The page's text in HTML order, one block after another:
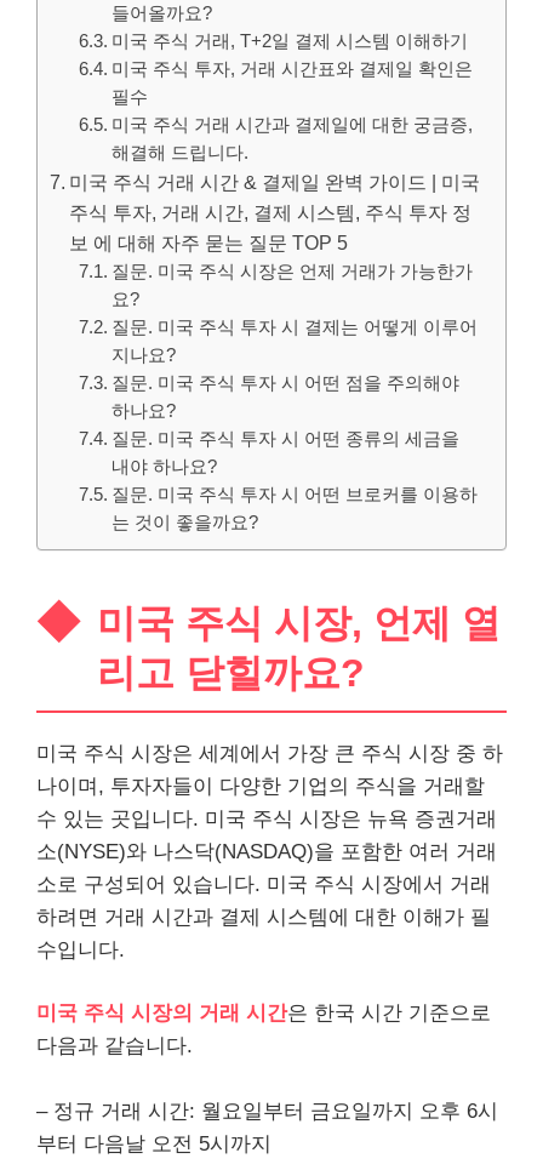
들어올까요?
미국 주식 거래, T+2일 결제 시스템 이해하기
미국 주식 투자, 거래 시간표와 결제일 확인은
필수
미국 주식 거래 시간과 결제일에 대한 궁금증,
해결해 드립니다.
미국 주식 거래 시간 & 결제일 완벽 가이드 | 미국
주식 투자, 거래 시간, 결제 시스템, 주식 투자 정
보 에 대해 자주 묻는 질문 TOP 5
질문. 미국 주식 시장은 언제 거래가 가능한가
요?
질문. 미국 주식 투자 시 결제는 어떻게 이루어
지나요?
질문. 미국 주식 투자 시 어떤 점을 주의해야
하나요?
질문. 미국 주식 투자 시 어떤 종류의 세금을
내야 하나요?
질문. 미국 주식 투자 시 어떤 브로커를 이용하
는 것이 좋을까요?
미국 주식 시장, 언제 열
리고 닫힐까요?
미국 주식 시장은 세계에서 가장 큰 주식 시장 중 하
나이며, 투자자들이 다양한 기업의 주식을 거래할
수 있는 곳입니다. 미국 주식 시장은 뉴욕 증권거래
소(NYSE)와 나스닥(NASDAQ)을 포함한 여러 거래
소로 구성되어 있습니다. 미국 주식 시장에서 거래
하려면 거래 시간과 결제 시스템에 대한 이해가 필
수입니다.
미국 주식 시장의 거래 시간은 한국 시간 기준으로
다음과 같습니다.
– 정규 거래 시간: 월요일부터 금요일까지 오후 6시
부터 다음날 오전 5시까지